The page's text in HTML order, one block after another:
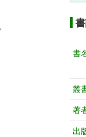
書
叢
著
出